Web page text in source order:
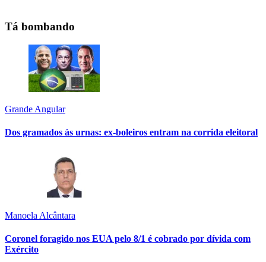
Tá bombando
Grande Angular
Dos gramados às urnas: ex-boleiros entram na corrida eleitoral
Manoela Alcântara
Coronel foragido nos EUA pelo 8/1 é cobrado por dívida com
Exército